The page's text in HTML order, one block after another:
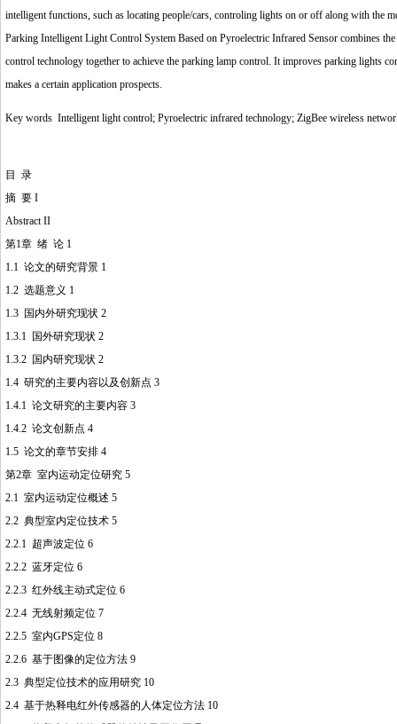
intelligent functions, such as locating people/cars, controling lights on or off along with the
Parking Intelligent Light Control System Based on Pyroelectric Infrared Sensor combines
control technology together to achieve the parking lamp control. It improves parking lights
makes a certain application prospects.
Key words Intelligent light control; Pyroelectric infrared technology; ZigBee wireless
目 录
摘 要 I
Abstract II
第1章 绪 论 1
1.1 论文的研究背景 1
1.2 选题意义 1
1.3 国内外研究现状 2
1.3.1 国外研究现状 2
1.3.2 国内研究现状 2
1.4 研究的主要内容以及创新点 3
1.4.1 论文研究的主要内容 3
1.4.2 论文创新点 4
1.5 论文的章节安排 4
第2章 室内运动定位研究 5
2.1 室内运动定位概述 5
2.2 典型室内定位技术 5
2.2.1 超声波定位 6
2.2.2 蓝牙定位 6
2.2.3 红外线主动式定位 6
2.2.4 无线射频定位 7
2.2.5 室内GPS定位 8
2.2.6 基于图像的定位方法 9
2.3 典型定位技术的应用研究 10
2.4 基于热释电红外传感器的人体定位方法 10